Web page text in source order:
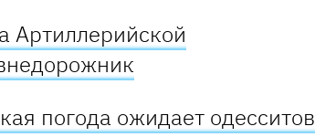
Артиллерийской
погода ожидает одесситов